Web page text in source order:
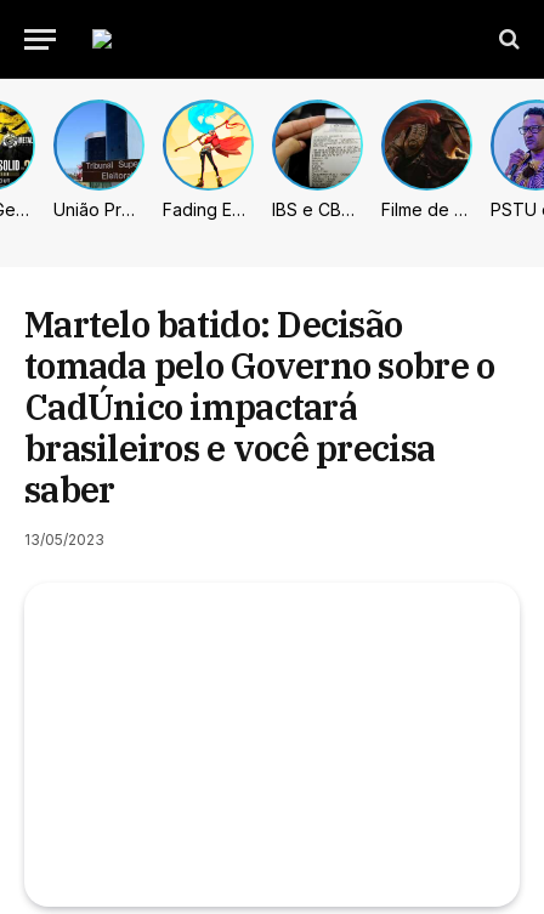
Metal Gear Solid: Master Collection 2 terá legendas e menus em portugues União Progressista e PL terão mais tempo de propaganda eleitoral Fading Echo – Review IBS e CBS necessitarão constar nas notas fiscais com início desta 2ª. Entenda Filme de Elden Ring tem gravações concluídas, mas ainda fica longe do lançamento
Martelo batido: Decisão
tomada pelo Governo sobre o
CadÚnico impactará
brasileiros e você precisa
saber
13/05/2023